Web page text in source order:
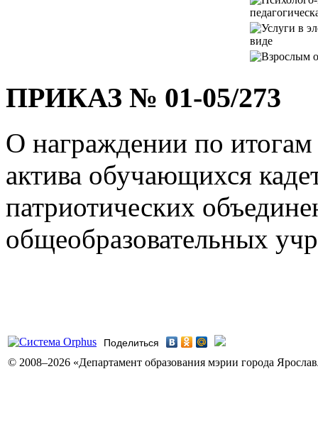
ПРИКАЗ № 01-05/273
О награждении по итогам
актива обучающихся
патриотических
общеобразовательных
Поделиться
© 2008–2026 «Департамент образования мэрии города